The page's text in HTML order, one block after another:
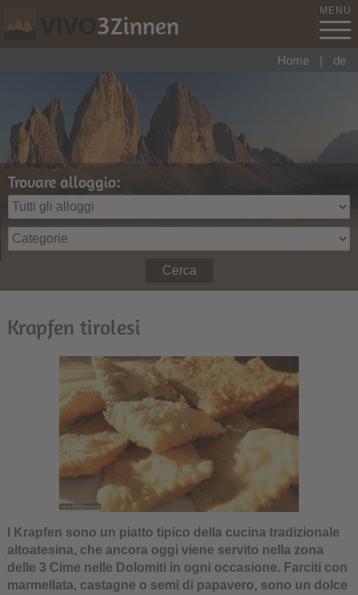
3Zinnen MENU
Trovare alloggio:
Cerca
Home | de
Krapfen tirolesi
I Krapfen sono un piatto tipico della cucina tradizionale
altoatesina, che ancora oggi viene servito nella zona
delle 3 Cime nelle Dolomiti in ogni occasione. Farciti con
marmellata, castagne o semi di papavero, sono un dolce